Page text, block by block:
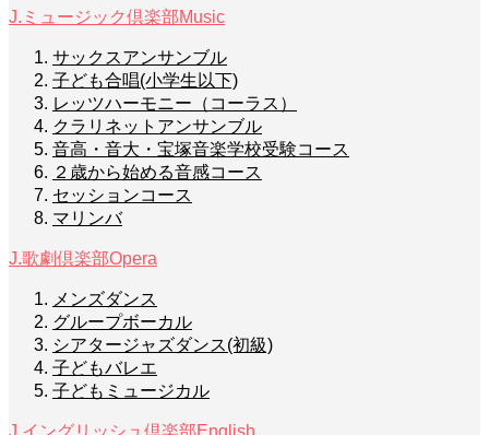
J.ミュージック倶楽部Music
サックスアンサンブル
子ども合唱(小学生以下)
レッツハーモニー（コーラス）
クラリネットアンサンブル
音高・音大・宝塚音楽学校受験コース
２歳から始める音感コース
セッションコース
マリンバ
J.歌劇倶楽部Opera
メンズダンス
グループボーカル
シアタージャズダンス(初級)
子どもバレエ
子どもミュージカル